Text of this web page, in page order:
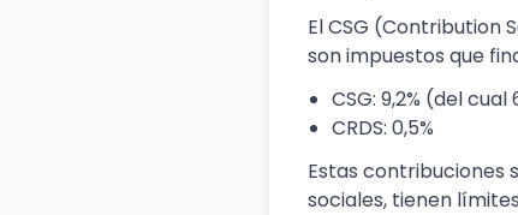
El CSG (Contribution
son impuestos que
CSG: 9,2% (del
CRDS: 0,5%
Estas contribuciones
sociales, tienen